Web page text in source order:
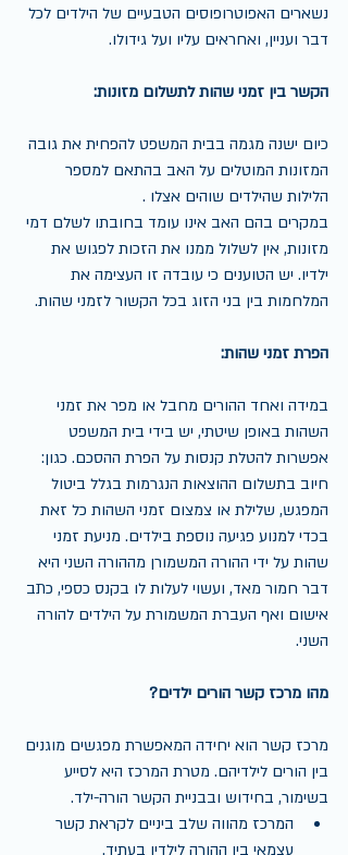
נשארים האפוטרופוסים הטבעיים של הילדים לכל
דבר ועניין, ואחראים עליו ועל גידולו.
הקשר בין זמני שהות לתשלום מזונות:
כיום ישנה מגמה בבית המשפט להפחית את גובה
המזונות המוטלים על האב בהתאם למספר
הלילות שהילדים שוהים אצלו .
במקרים בהם האב אינו עומד בחובתו לשלם דמי
מזונות, אין לשלול ממנו את הזכות לפגוש את
ילדיו. יש הטוענים כי עובדה זו העצימה את
המלחמות בין בני הזוג בכל הקשור לזמני שהות.
הפרת זמני שהות:
במידה ואחד ההורים מחבל או מפר את זמני
השהות באופן שיטתי, יש בידי בית המשפט
אפשרות להטלת קנסות על הפרת ההסכם. כגון:
חיוב בתשלום ההוצאות הנגרמות בגלל ביטול
המפגש, שלילת או צמצום זמני השהות כל זאת
בכדי למנוע פגיעה נוספת בילדים. מניעת זמני
שהות על ידי ההורה המשמורן מההורה השני היא
דבר חמור מאד, ועשוי לעלות לו בקנס כספי, כתב
אישום ואף העברת המשמורת על הילדים להורה
השני.
מהו מרכז קשר הורים ילדים?
מרכז קשר הוא יחידה המאפשרת מפגשים מוגנים
בין הורים לילדיהם. מטרת המרכז היא לסייע
בשימור, בחידוש ובבניית הקשר הורה-ילד.
המרכז מהווה שלב ביניים לקראת קשר
עצמאי בין ההורה לילדיו בעתיד.